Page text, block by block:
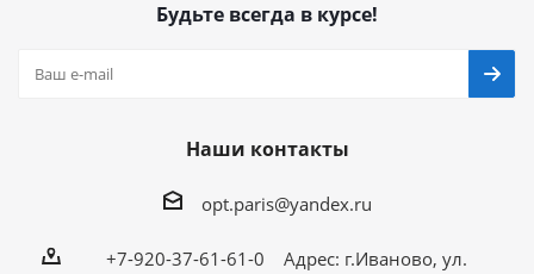
Будьте всегда в курсе!
Наши контакты
opt.paris@yandex.ru
+7-920-37-61-61-0 Адрес: г.Иваново, ул.